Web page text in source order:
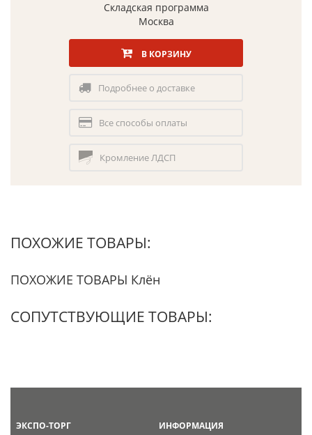
Складская программа
Москва
В КОРЗИНУ
Подробнее о доставке
Все способы оплаты
Кромление ЛДСП
ПОХОЖИЕ ТОВАРЫ:
ПОХОЖИЕ ТОВАРЫ Клён
СОПУТСТВУЮЩИЕ ТОВАРЫ:
ЭКСПО-ТОРГ ИНФОРМАЦИЯ